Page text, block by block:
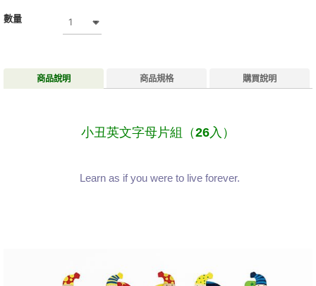
數量
商品說明 商品規格 購買說明
小丑英文字母片組（26入）
Learn as if you were to live forever.